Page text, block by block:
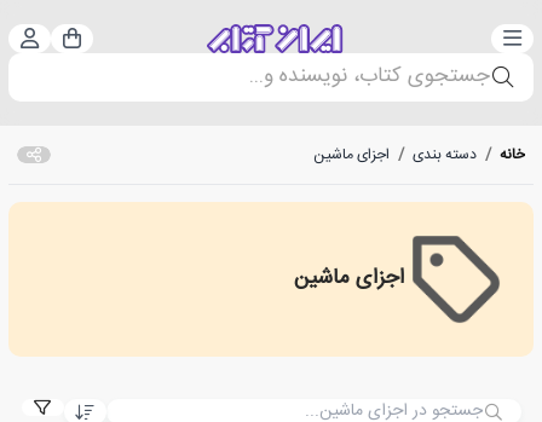
دسته‌بندی سبد
جستجوی کتاب، نویسنده و...
خانه / دسته بندی / اجزای ماشین
اجزای ماشین
اجزای ماشین